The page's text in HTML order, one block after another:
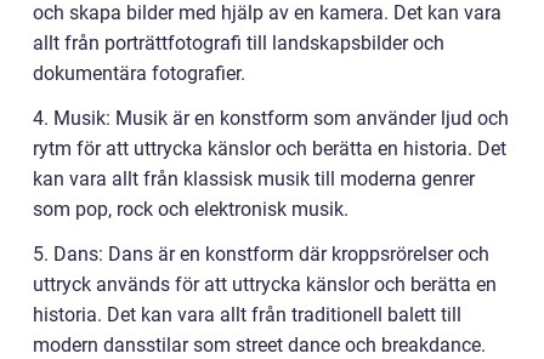
och skapa bilder med hjälp av en kamera. Det kan vara
allt från porträttfotografi till landskapsbilder och
dokumentära fotografier.
4. Musik: Musik är en konstform som använder ljud och
rytm för att uttrycka känslor och berätta en historia. Det
kan vara allt från klassisk musik till moderna genrer
som pop, rock och elektronisk musik.
5. Dans: Dans är en konstform där kroppsrörelser och
uttryck används för att uttrycka känslor och berätta en
historia. Det kan vara allt från traditionell balett till
modern dansstilar som street dance och breakdance.